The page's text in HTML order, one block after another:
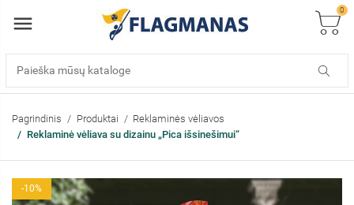
0
Pagrindinis Produktai
Reklaminės vėliavos
Reklaminė vėliava su dizainu „Pica išsinešimui“
-10%